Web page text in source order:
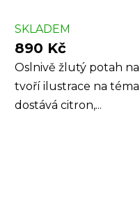
SKLADEM
890 Kč
Oslnivě žlutý potah
tvoří ilustrace na
dostává citron,...